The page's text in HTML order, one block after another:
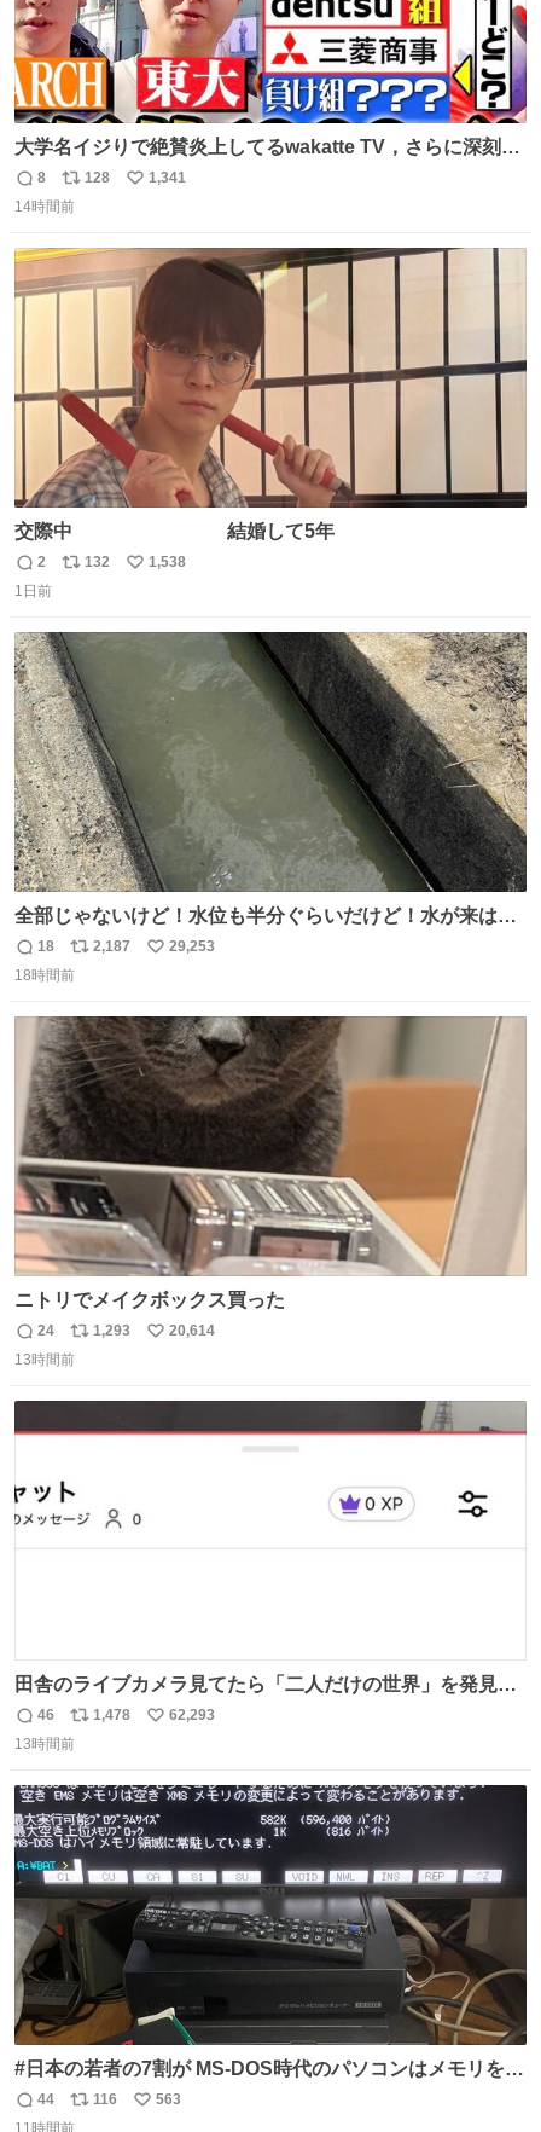
大学名イジりで絶賛炎上してるwakatte TV，さらに深刻な
問題はこっちでは？ ・都内の特定企業に入るのを極度に推
奨し，それ以外の地域で堅実に生きるのを周縁化する ・恋
化する ・院生が研究環境を求め他大学に移るのを批判する
過去例↓
返
信
8
リ
ポ
数
128
い
数
1,341
14時間前
交際中 結婚して5年
返
信
2
リ
ト
数
132
い
1,538
1日前
全部じゃないけど！水位も半分ぐらいだけど！水が来はじ
めたよ！！！ 作業してくれた方々ありがとーーー
ー！！！！！！！！！！！！！！！！！！！！！！！！！
返
信
18
リ
ポ
ト
数
2,187
い
数
29,253
18時間前
ニトリでメイクボックス買った
返
信
24
リ
ポ
1,293
い
20,614
13時間前
田舎のライブカメラ見てたら「二人だけの世界」を発見し
た
返
信
46
リ
ポ
ト
数
1,478
い
数
62,293
13時間前
#日本の若者の7割が MS-DOS時代のパソコンはメモリをい
くら増設しても、基本的に640～768KBまでしか使用でき
なかったことを知らない。 またその改善策としてEMSメモ
返
44
リ
116
い
563